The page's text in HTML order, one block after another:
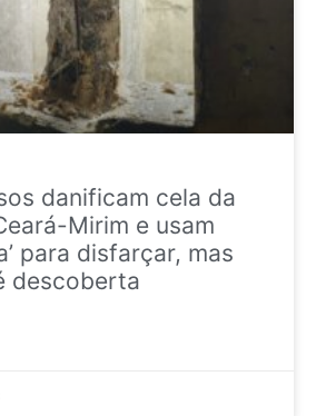
danificam cela da
Mirim e usam
para disfarçar, mas
descoberta